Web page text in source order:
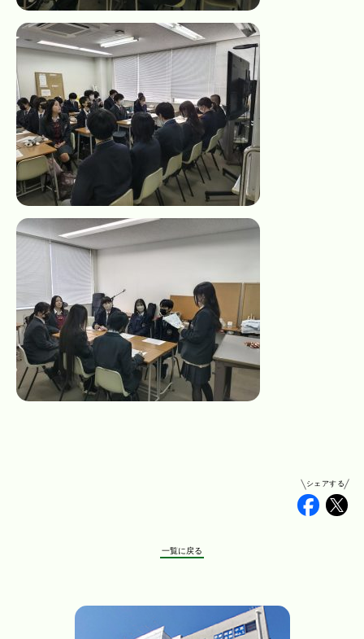
シェアする
一覧に戻る